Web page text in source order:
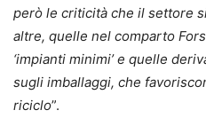
però le criticità che il settore
altre, quelle nel comparto
‘impianti minimi’ e quelle
sugli imballaggi, che
riciclo”.